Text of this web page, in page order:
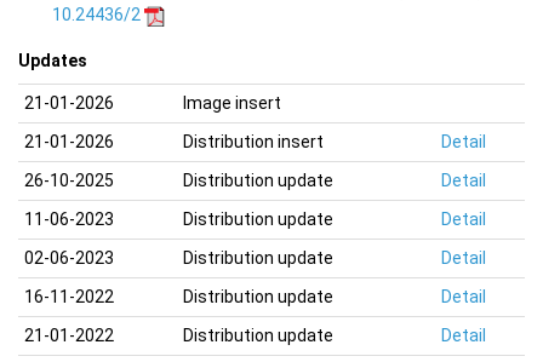
10.24436/2
Updates
21-01-2026
Image insert
21-01-2026
Distribution insert
Detail
26-10-2025
Distribution update
Detail
11-06-2023
Distribution update
Detail
02-06-2023
Distribution update
Detail
16-11-2022
Distribution update
Detail
21-01-2022
Distribution update
Detail